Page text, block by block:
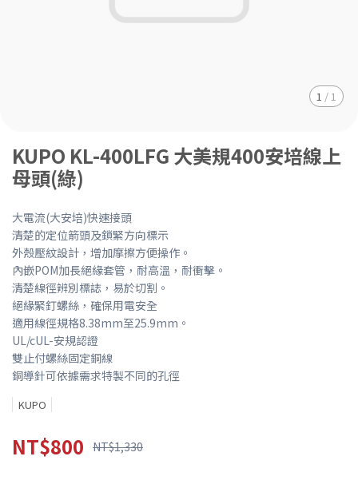
1 / 1
KUPO KL-400LFG 大美規400安培線上
母頭(綠)
大電流(大安培)快速接頭
清楚的定位箭頭及鎖緊方向標示
外殼壓紋設計，增加摩擦方便操作。
內嵌POM加長絕緣套管，耐高溫，耐衝擊。
清楚線徑辨別標誌，易於切割。
絕緣緊釘螺絲，確保用電安全
適用線徑規格8.38mm至25.9mm。
UL/cUL-安規認證
雙止付螺絲固定銅線
銅導針可依據需求特製不同的孔徑
KUPO
NT$800 NT$1,330